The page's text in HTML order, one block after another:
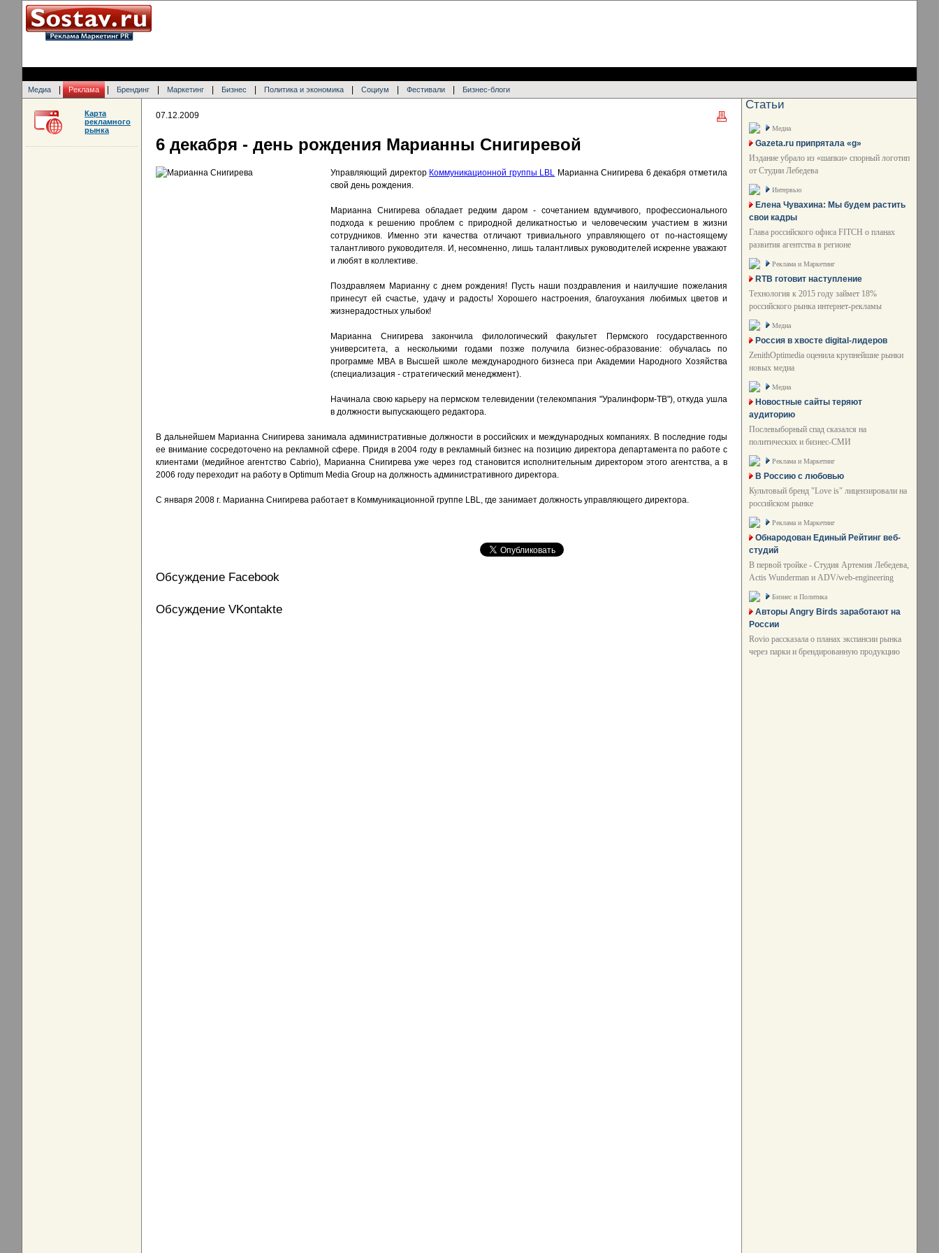
Медиа Реклама Брендинг Маркетинг Бизнес Политика и экономика Социум Фестивали Бизнес-блоги
07.12.2009
6 декабря - день рождения Марианны Снигиревой
Управляющий директор Коммуникационной группы LBL Марианна Снигирева 6 декабря отметила
свой день рождения.
Марианна Снигирева обладает редким даром - сочетанием вдумчивого, профессионального
подхода к решению проблем с природной деликатностью и человеческим участием в жизни
сотрудников. Именно эти качества отличают тривиального управляющего от по-настоящему
талантливого руководителя. И, несомненно, лишь талантливых руководителей искренне уважают
и любят в коллективе.
Поздравляем Марианну с днем рождения! Пусть наши поздравления и наилучшие пожелания
принесут ей счастье, удачу и радость! Хорошего настроения, благоухания любимых цветов и
жизнерадостных улыбок!
Марианна Снигирева закончила филологический факультет Пермского государственного
университета, а несколькими годами позже получила бизнес-образование: обучалась по
программе МВА в Высшей школе международного бизнеса при Академии Народного Хозяйства
(специализация - стратегический менеджмент).
Начинала свою карьеру на пермском телевидении (телекомпания "Уралинформ-ТВ"), откуда ушла
в должности выпускающего редактора.
В дальнейшем Марианна Снигирева занимала административные должности в российских и международных компаниях. В последние годы
ее внимание сосредоточено на рекламной сфере. Придя в 2004 году в рекламный бизнес на позицию директора департамента по работе с
клиентами (медийное агентство Cabrio), Марианна Снигирева уже через год становится исполнительным директором этого агентства, а в
2006 году переходит на работу в Optimum Media Group на должность административного директора.
С января 2008 г. Марианна Снигирева работает в Коммуникационной группе LBL, где занимает должность управляющего директора.
Обсуждение Facebook
Обсуждение VKontakte
Карта
рекламного
рынка
Статьи
Медиа
Gazeta.ru припрятала «g»
Издание убрало из «шапки» спорный логотип
от Студии Лебедева
Интервью
Елена Чувахина: Мы будем растить
свои кадры
Глава российского офиса FITCH о планах
развития агентства в регионе
Реклама и Маркетинг
RTB готовит наступление
Технология к 2015 году займет 18%
российского рынка интернет-рекламы
Медиа
Россия в хвосте digital-лидеров
ZenithOptimedia оценила крупнейшие рынки
новых медиа
Медиа
Новостные сайты теряют
аудиторию
Послевыборный спад сказался на
политических и бизнес-СМИ
Реклама и Маркетинг
В Россию с любовью
Культовый бренд "Love is" лицензировали на
российском рынке
Реклама и Маркетинг
Обнародован Единый Рейтинг веб-
студий
В первой тройке - Студия Артемия Лебедева,
Actis Wunderman и ADV/web-engineering
Бизнес и Политика
Авторы Angry Birds заработают на
России
Rovio рассказала о планах экспансии рынка
через парки и брендированную продукцию